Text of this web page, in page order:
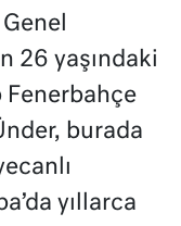
26 yaşındaki
burada
yıllarca